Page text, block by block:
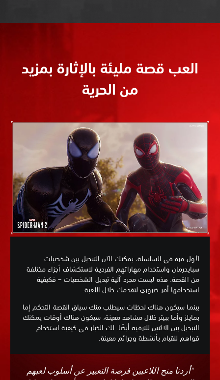
العب قصة مليئة بالإثارة بمزيد
من الحرية
لأول مرة في السلسلة، يمكنك الآن التبديل بين شخصيات
سبايدرمان واستخدام مهاراتهم الفردية لاستكشاف أجزاء مختلفة
من القصة. هذه ليست مجرد آلية تبديل الشخصيات – فكيفية
استخدامها أمر ضروري لتقدمك خلال اللعبة.
بينما سيكون هناك لحظات سيطلب منك سياق القصة التحكم إما
بمايلز وأما ببيتر خلال مشاهد معينة، سيكون هناك أوقات يمكنك
التبديل بين الاثنين للترفيه أيضًا. لك الخيار في كيفية استخدام
قواهم للقيام بأنشطة وجرائم معينة.
"أردنا منح اللاعبين فرصة التعبير عن أسلوب لعبهم